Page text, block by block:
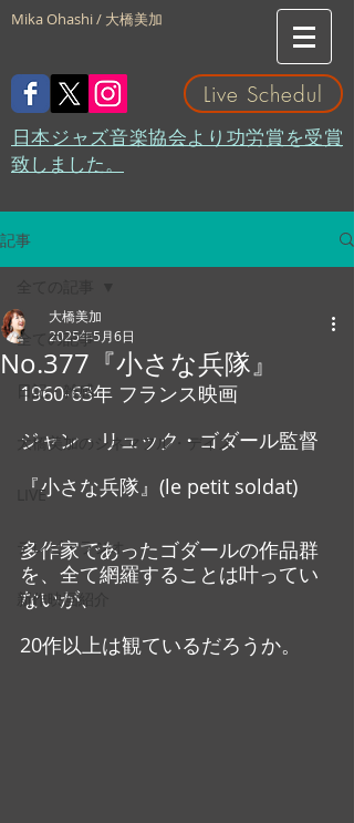
Mika Ohashi / 大橋美加
Live Schedul
​日本ジャズ音楽協会より功労賞を受賞
致しました。
記事
全ての記事
日記・雑感
大橋美加のシネマフル・デイズ
LIVE
テレビ・ラジオ
新作映画紹介
No.377『小さな兵隊』
大橋美加
2025年5月6日
1960-63年 フランス映画
ジャン・リュック・ゴダール監督
『小さな兵隊』(le petit soldat)
多作家であったゴダールの作品群
を、全て網羅することは叶ってい
ないが、
20作以上は観ているだろうか。